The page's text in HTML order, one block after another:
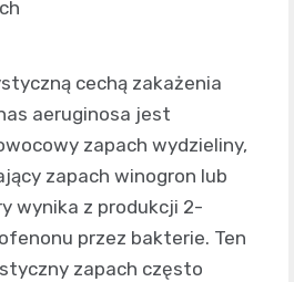
cechą zakażenia
aeruginosa jest
zapach wydzieliny,
zapach winogron lub
wynika z produkcji 2-
przez bakterie. Ten
zapach często